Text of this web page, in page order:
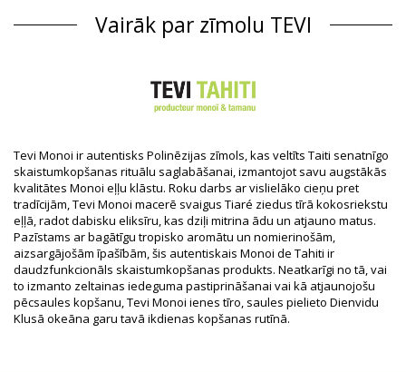
Produkta informācija
Nodaļa: Unisex, Monoï eļļas
EAN: Izmērs unikāls (3076003233513)
Retušēti foto
Mazgāšanas un kopšanas
pamācība
Kopšanas pamācība šim priekšmetam: TEVI Monoi
Gourmand Fruits De La Passion 120Ml
Vairāk par zīmolu TEVI
Tevi Monoi ir autentisks Polinēzijas zīmols, kas veltīts Taiti senatnīgo
skaistumkopšanas rituālu saglabāšanai, izmantojot savu augstākās
kvalitātes Monoi eļļu klāstu. Roku darbs ar vislielāko cieņu pret
tradīcijām, Tevi Monoi macerē svaigus Tiaré ziedus tīrā kokosriekstu
eļļā, radot dabisku eliksīru, kas dziļi mitrina ādu un atjauno matus.
Pazīstams ar bagātīgu tropisko aromātu un nomierinošām,
aizsargājošām īpašībām, šis autentiskais Monoi de Tahiti ir
daudzfunkcionāls skaistumkopšanas produkts. Neatkarīgi no tā, vai
to izmanto zeltainas iedeguma pastiprināšanai vai kā atjaunojošu
pēcsaules kopšanu, Tevi Monoi ienes tīro, saules pielieto Dienvidu
Klusā okeāna garu tavā ikdienas kopšanas rutīnā.